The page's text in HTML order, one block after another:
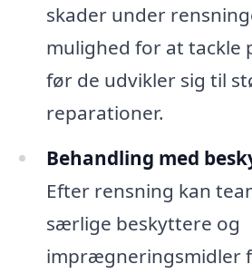
skader under
mulighed for at tackle
før de udvikler sig til
reparationer.
Behandling med
Efter rensning kan
særlige beskyttere og
imprægneringsmidler